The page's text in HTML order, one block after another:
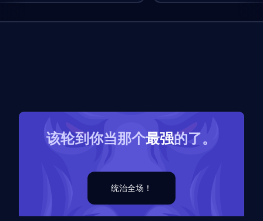
该轮到你当那个最强的了。
统治全场！